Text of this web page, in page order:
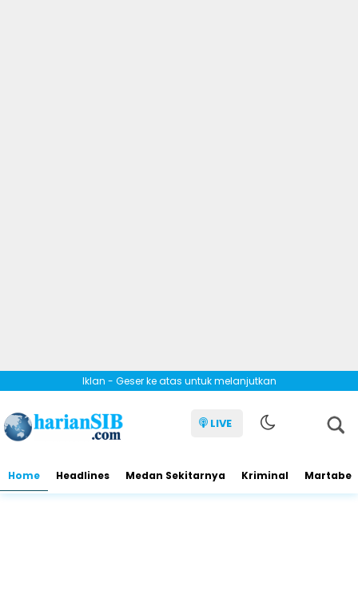
Iklan - Geser ke atas untuk melanjutkan
LIVE
Home Headlines Medan Sekitarnya Kriminal Martabe